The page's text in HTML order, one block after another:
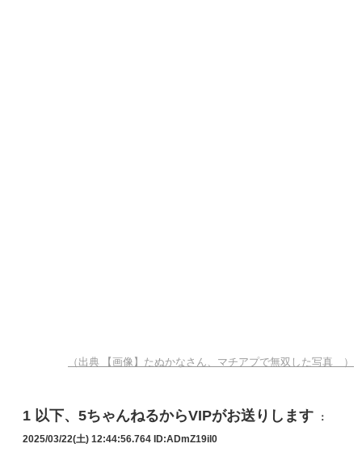
（出典 【画像】たぬかなさん、マチアプで無双した写真 ）
1 以下、5ちゃんねるからVIPがお送りします ：
2025/03/22(土) 12:44:56.764 ID:ADmZ19il0